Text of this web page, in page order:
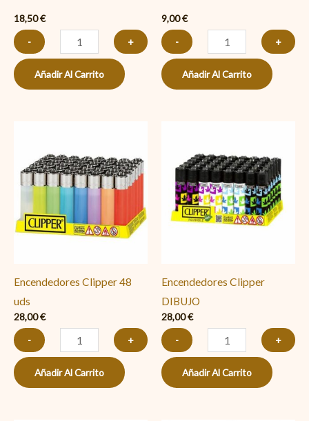
18,50€
-
+
Añadir Al Carrito
9,00€
-
+
Añadir Al Carrito
Encendedores Clipper 48
uds
28,00€
-
48
uds
+
Añadir Al Carrito
Encendedores Clipper
DIBUJO
28,00€
-
DIBUJO
cantidad
+
Añadir Al Carrito